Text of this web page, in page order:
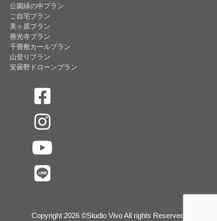
公園緑の中プラン
ご自宅プラン
美ヶ原プラン
善光寺プラン
千畳敷カールプラン
山登りプラン
安曇野ドローンプラン
Copyright 2026 ©Studio Vivo All rights Reserved.